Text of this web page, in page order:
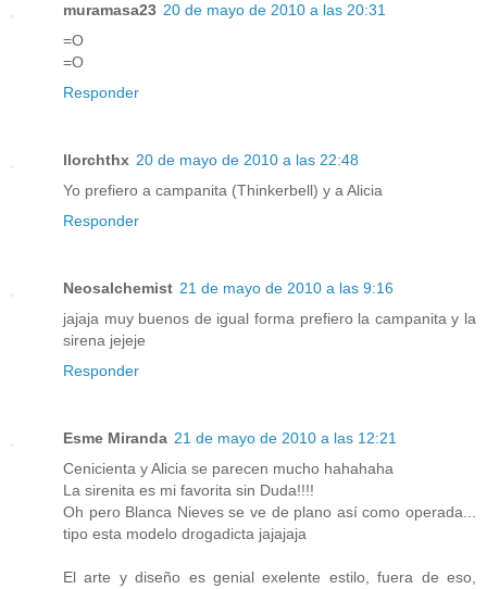
muramasa23 20 de mayo de 2010 a las 20:31
=O
=O
Responder
llorchthx 20 de mayo de 2010 a las 22:48
Yo prefiero a campanita (Thinkerbell) y a Alicia
Responder
Neosalchemist 21 de mayo de 2010 a las 9:16
jajaja muy buenos de igual forma prefiero la campanita y la
sirena jejeje
Responder
Esme Miranda 21 de mayo de 2010 a las 12:21
Cenicienta y Alicia se parecen mucho hahahaha
La sirenita es mi favorita sin Duda!!!!
Oh pero Blanca Nieves se ve de plano así como operada...
tipo esta modelo drogadicta jajajaja
El arte y diseño es genial exelente estilo, fuera de eso,